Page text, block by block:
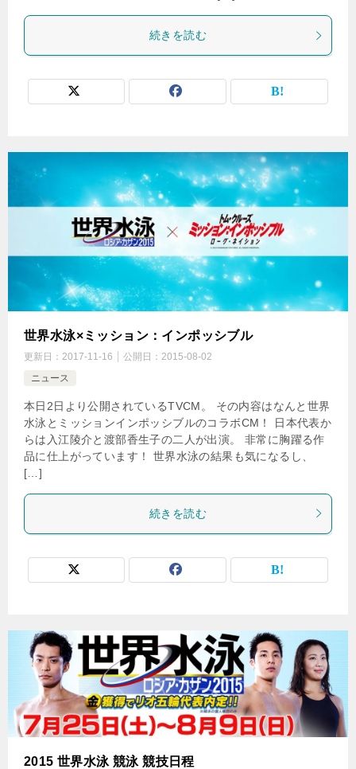
続きを読む
世界水泳×ミッション：インポッシブル
更新日： 2017-11-16 公開日： 2015-08-02
ニュース
本日2日より公開されているTVCM。 その内容はなんと世界
水泳とミッションインポッシブルのコラボCM！ 日本代表か
らは入江陵介と渡部香生子の二人が出演。 非常に胸躍る作
品に仕上がっています！ 世界水泳の結果も気になるし、
[…]
続きを読む
2015 世界水泳 競泳 競技日程